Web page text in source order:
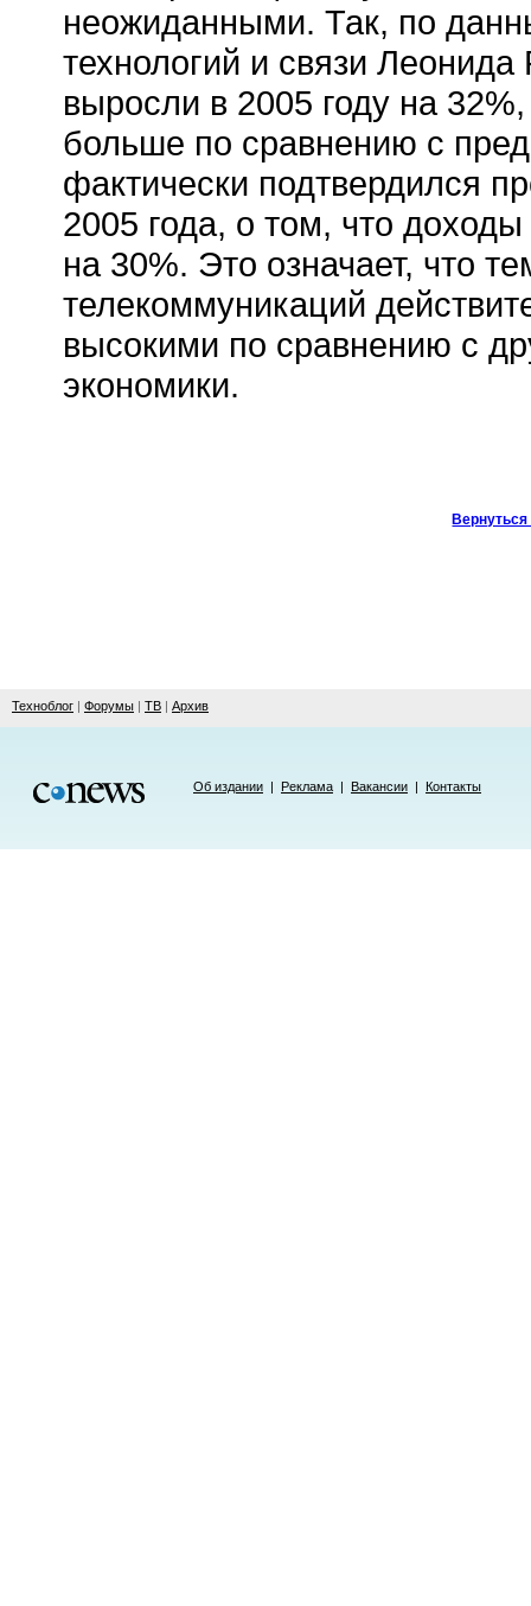
неожиданными. Так, по
технологий и связи
выросли в 2005 году на
больше по сравнению с
фактически подтвердился
2005 года, о том, что
на 30%. Это означает, что
телекоммуникаций
высокими по сравнению с
экономики.
Техноблог | Форумы | ТВ | Архив
Об издании | Реклама | Вакансии | Контакты